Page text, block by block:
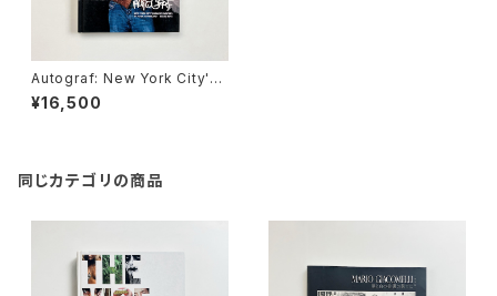
Autograf: New York City's
Graffiti Writers | REVS 文 /
Peter Sutherland 写真
¥16,500
同じカテゴリの商品